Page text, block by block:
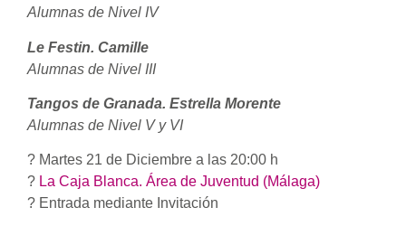
Alumnas de Nivel IV
Le Festin. Camille
Alumnas de Nivel III
Tangos de Granada. Estrella Morente
Alumnas de Nivel V y VI
? Martes 21 de Diciembre a las 20:00 h
? La Caja Blanca. Área de Juventud (Málaga)
? Entrada mediante Invitación